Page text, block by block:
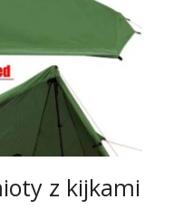
z kijkami